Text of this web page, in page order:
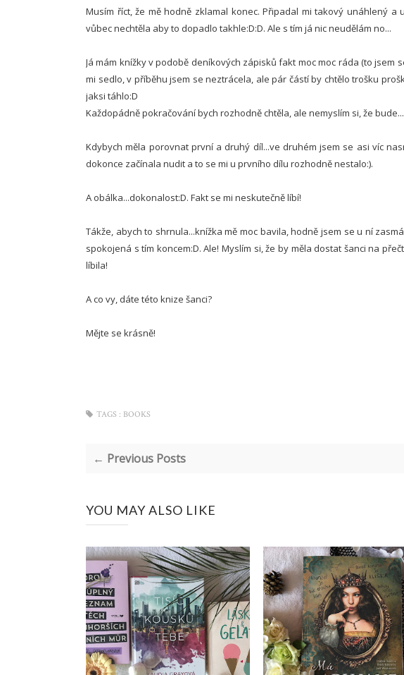
Musím říct, že mě hodně zklamal konec. Připadal mi takový unáhlený
vůbec nechtěla aby to dopadlo takhle:D:D. Ale s tím já nic neudělám no...
Já mám knížky v podobě deníkových zápisků fakt moc moc ráda (to jsem
mi sedlo, v příběhu jsem se neztrácela, ale pár částí by chtělo trošku
jaksi táhlo:D
Každopádně pokračování bych rozhodně chtěla, ale nemyslím si, že
Kdybych měla porovnat první a druhý díl...ve druhém jsem se asi víc
dokonce začínala nudit a to se mi u prvního dílu rozhodně nestalo:).
A obálka...dokonalost:D. Fakt se mi neskutečně líbí!
Tákže, abych to shrnula...knížka mě moc bavila, hodně jsem se u ní
spokojená s tím koncem:D. Ale! Myslím si, že by měla dostat šanci na
líbila!
A co vy, dáte této knize šanci?
Mějte se krásně!
TAGS : BOOKS
← Previous Posts
YOU MAY ALSO LIKE